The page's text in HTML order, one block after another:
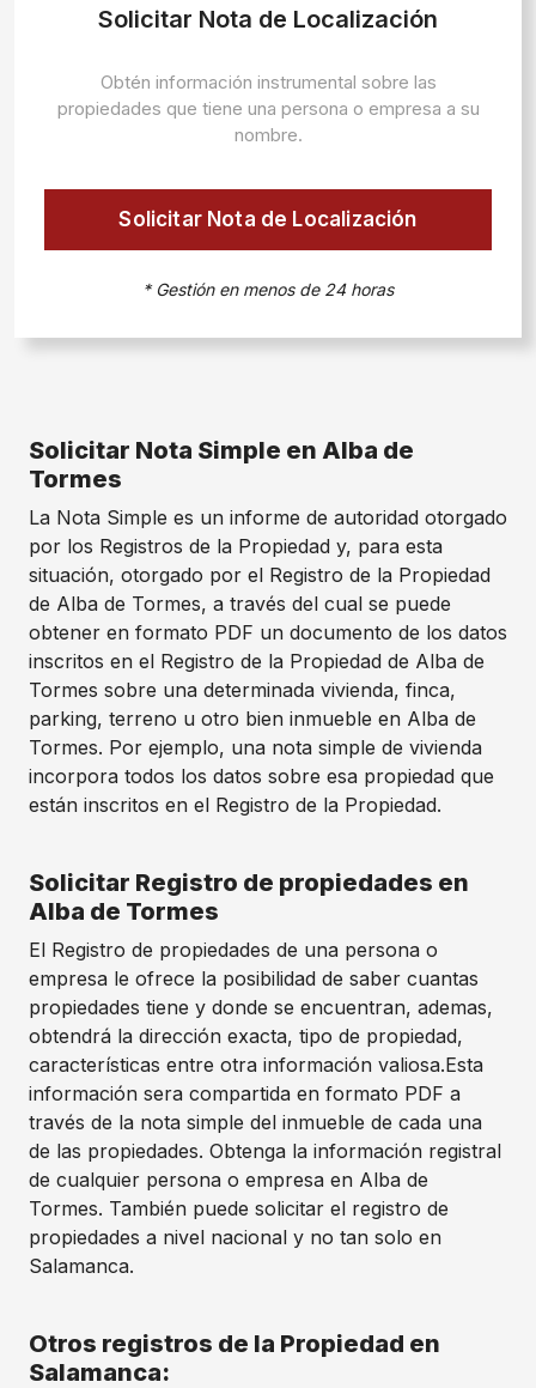
Solicitar Nota de Localización
Obtén información instrumental sobre las
propiedades que tiene una persona o empresa a su
nombre.
Solicitar Nota de Localización
* Gestión en menos de 24 horas
Solicitar Nota Simple en Alba de
Tormes
La Nota Simple es un informe de autoridad otorgado
por los Registros de la Propiedad y, para esta
situación, otorgado por el Registro de la Propiedad
de Alba de Tormes, a través del cual se puede
obtener en formato PDF un documento de los datos
inscritos en el Registro de la Propiedad de Alba de
Tormes sobre una determinada vivienda, finca,
parking, terreno u otro bien inmueble en Alba de
Tormes. Por ejemplo, una nota simple de vivienda
incorpora todos los datos sobre esa propiedad que
están inscritos en el Registro de la Propiedad.
Solicitar Registro de propiedades en
Alba de Tormes
El Registro de propiedades de una persona o
empresa le ofrece la posibilidad de saber cuantas
propiedades tiene y donde se encuentran, ademas,
obtendrá la dirección exacta, tipo de propiedad,
características entre otra información valiosa.Esta
información sera compartida en formato PDF a
través de la nota simple del inmueble de cada una
de las propiedades. Obtenga la información registral
de cualquier persona o empresa en Alba de
Tormes. También puede solicitar el registro de
propiedades a nivel nacional y no tan solo en
Salamanca.
Otros registros de la Propiedad en
Salamanca: